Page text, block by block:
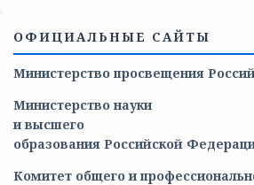
ОФИЦИАЛЬНЫЕ САЙТЫ
Министерство просвещения
Министерство науки
и высшего
образования Российской
Комитет общего и